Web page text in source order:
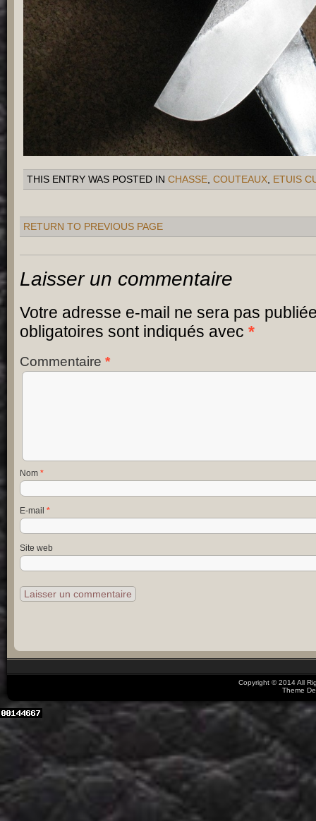
THIS ENTRY WAS POSTED IN CHASSE COUTEAUX ETUIS
RETURN TO PREVIOUS PAGE
Laisser un commentaire
Votre adresse e-mail ne sera pas
obligatoires sont indiqués avec *
Commentaire *
Nom *
E-mail *
Site web
Copyright © 2014 All
Theme